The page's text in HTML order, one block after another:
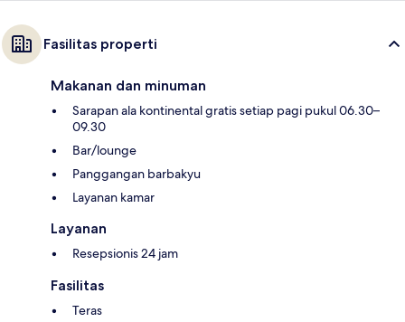
Fasilitas properti
Makanan dan minuman
Sarapan ala kontinental gratis setiap pagi pukul 06.30–
09.30
Bar/lounge
Panggangan barbakyu
Layanan kamar
Layanan
Resepsionis 24 jam
Fasilitas
Teras